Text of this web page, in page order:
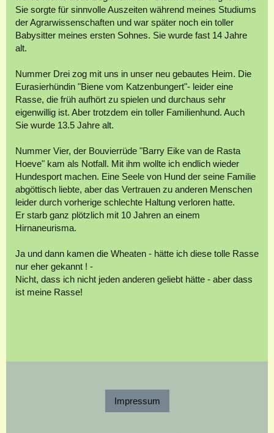
Sie sorgte für sinnvolle Auszeiten während meines Studiums
der Agrarwissenschaften und war später noch ein toller
Babysitter meines ersten Sohnes. Sie wurde fast 14 Jahre
alt.
Nummer Drei zog mit uns in unser neu gebautes Heim. Die
Eurasierhündin "Biene vom Katzenbungert"- leider eine
Rasse, die früh aufhört zu spielen und durchaus sehr
eigenwillig ist. Aber trotzdem ein toller Familienhund. Auch
Sie wurde 13.5 Jahre alt.
Nummer Vier, der Bouvierrüde "Barry Eike van de Rasta
Hoeve" kam als Notfall. Mit ihm wollte ich endlich wieder
Hundesport machen. Eine Seele von Hund der seine Familie
abgöttisch liebte, aber das Vertrauen zu anderen Menschen
leider durch vorherige schlechte Haltung verloren hatte.
Er starb ganz plötzlich mit 10 Jahren an einem
Hirnaneurisma.
Ja und dann kamen die Wheaten - hätte ich diese tolle Rasse
nur eher gekannt ! -
Nicht, dass ich nicht jeden anderen geliebt hätte - aber dass
ist meine Rasse!
Impressum